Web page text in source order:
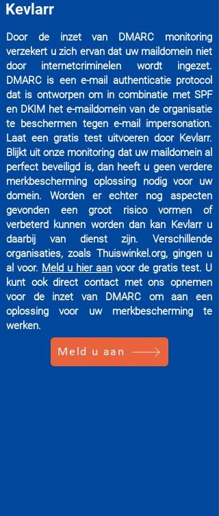
Kevlarr
Door de inzet van DMARC monitoring
verzekert u zich ervan dat uw maildomein niet
door internetcriminelen wordt ingezet.
DMARC is een e-mail authenticatie protocol
dat is ontworpen om in combinatie met SPF
en DKIM het e-maildomein van de organisatie
te beschermen tegen e-mail impersonation.
Laat een gratis test uitvoeren door Kevlarr.
Blijkt uit onze monitoring dat uw maildomein al
perfect beveiligd is, dan heeft u geen verdere
merkbescherming oplossing nodig voor uw
domein. Worden er echter nog aspecten
gevonden een groot risico vormen of
verbeterd kunnen worden dan kan Kevlarr u
daarbij van dienst zijn. Verschillende
organisaties, zoals Thuiswinkel.org, gingen u
al voor. Meld u hier aan voor de gratis test. U
kunt ook direct contact met ons opnemen
voor de inzet van DMARC om aan een
oplossing voor uw merkbescherming te
werken.
Meld u aan